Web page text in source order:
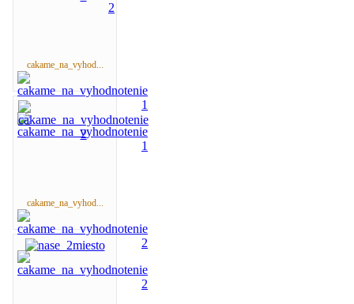
cakame_na_vyhod...
cakame_na_vyhod...